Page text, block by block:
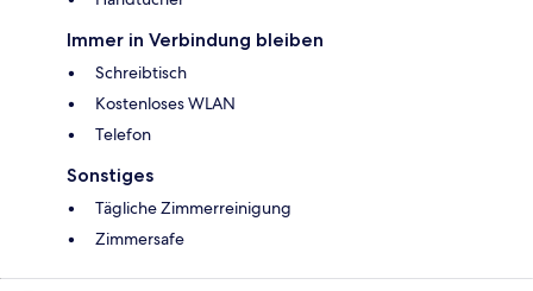
Immer in Verbindung bleiben
Schreibtisch
Kostenloses WLAN
Telefon
Sonstiges
Tägliche Zimmerreinigung
Zimmersafe